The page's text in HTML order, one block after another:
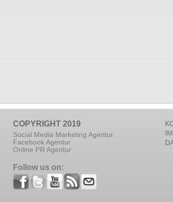
COPYRIGHT 2019
Social Media Marketing Agentur
Facebook Agentur
Online PR Agentur
Follow us on: